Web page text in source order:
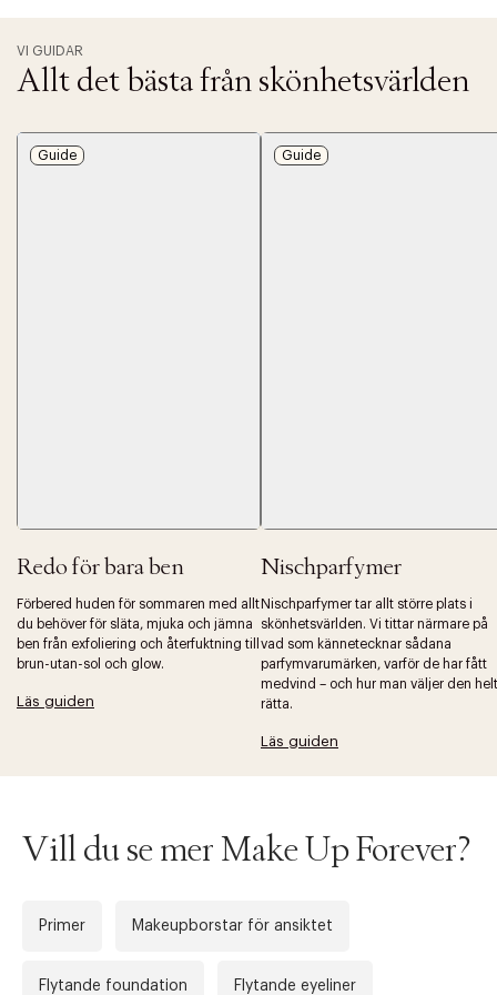
VI GUIDAR
Allt det bästa från skönhetsvärlden
Guide
Redo för bara ben
Förbered huden för sommaren med allt
du behöver för släta, mjuka och jämna
ben från exfoliering och återfuktning till
brun-utan-sol och glow.
Läs guiden
Guide
Nischparfymer
Nischparfymer tar allt större plats i
skönhetsvärlden. Vi tittar närmare på
vad som kännetecknar sådana
parfymvarumärken, varför de har fått
medvind – och hur man väljer den helt
rätta.
Läs guiden
Vill du se mer Make Up Forever?
Primer Makeupborstar för ansiktet
Flytande foundation Flytande eyeliner